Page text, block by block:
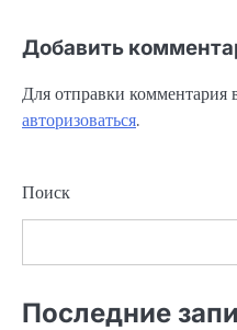
Добавить
Для отправки комментария
авторизоваться.
Поиск
Последние